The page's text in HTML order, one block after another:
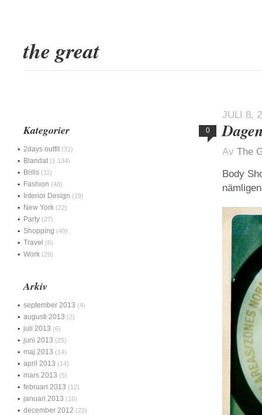
the great
JULI 8,
0
Av The
Body
Kategorier
2days outfit (31)
Blandat (1 134)
Brills (11)
Fashion (48)
Interior Design (19)
New York (22)
Party (27)
Shopping (49)
Travel (6)
Work (29)
Arkiv
september 2013 (4)
augusti 2013 (2)
juli 2013 (6)
juni 2013 (25)
maj 2013 (14)
april 2013 (14)
mars 2013 (5)
februari 2013 (12)
januari 2013 (16)
december 2012 (23)